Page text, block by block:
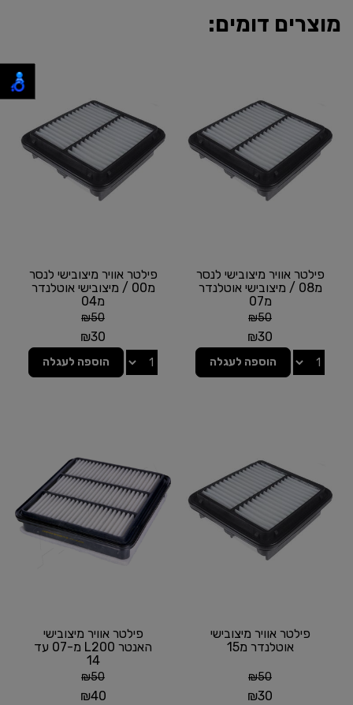
מוצרים דומים:
פילטר אוויר מיצובישי לנסר
מ08 / מיצובישי אוטלנדר
מ07
₪50
₪30
הוספה לעגלה
פילטר אוויר מיצובישי לנסר
מ00 / מיצובישי אוטלנדר
מ04
₪50
₪30
הוספה לעגלה
פילטר אוויר מיצובישי
אוטלנדר מ15
₪50
₪30
פילטר אוויר מיצובישי
האנטר L200 מ-07 עד
14
₪50
₪40